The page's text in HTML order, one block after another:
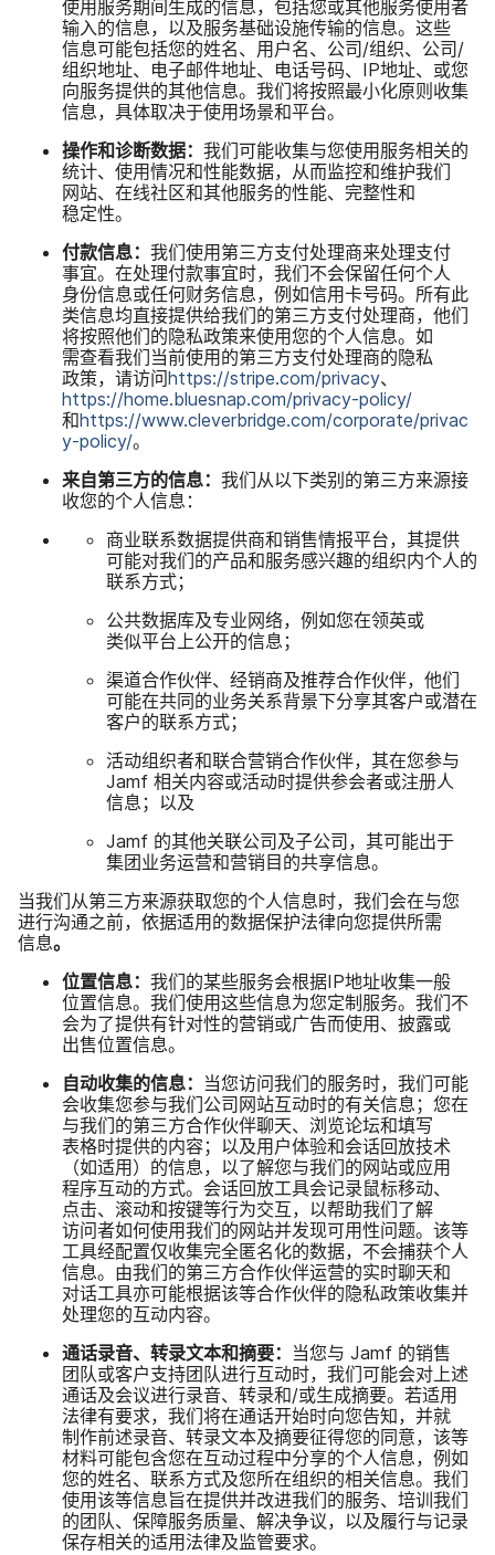
使用​服务​期间​生成​的​信息，​包括​您​或​其他​服务​使用者​
输入​的​信息，​以及​服务​基础​设施​传输​的​信息。​这些​
信息​可能​包括​您​的​姓名、​用户​名、​公司​/​组织、​公司​/​
组织​地址、​电子​邮件​地址、​电话​号码、 IP地址、​或​您​
向​服务​提供​的​其他​信息。​我们​将​按照​最​小化​原​则​收集​
信息，​具体​取决于​使用​场景​和​平台。
操作​和​诊断​数​据： 我们​可能​收集​与​您​使用​服务​相关​的​
统计、​使用​情况​和​性能​数据，​从​而​监控​和​维护​我们​
网站、​在​线社区​和​其他​服务​的​性能、​完整性​和​
稳定性。
付款​信息： 我们​使用​第三​方​支付​处理商​来​处理​支付​
事宜。​在​处理​付款​事宜​时，​我们​不​会​保留​任何​个​人​
身份​信息​或​任何​财务​信息，​例如​信用​卡号码。​所有​此​
类​信息​均​直接​提供​给​我们​的​第三​方​支付​处理商，​他们​
将​按照​他们​的​隐私​政策​来​使用​您​的​个人​信息。​如​
需查看​我们​当前​使用​的​第三​方​支付​处理商​的​隐私​
政策，​请​访问https://stripe.com/privacy、
https://home.bluesnap.com/privacy-policy/
和https://www.cleverbridge.com/corporate/privac
y-policy/。
来自​第三​方​的​信息： 我们​从​以下​类别​的​第三​方​来源​接​
收​您​的​个人​信息：
商业​联系​数据​提供商​和​销售​情报​平台，​其​提供​
可能​对​我们​的​产品​和​服务​感​兴趣​的​组织​内​个​人​的​
联系​方式；
公共​数据​库及​专业​网络，​例如​您​在​领英​或​
类似平台上​公开​的​信息；
渠道​合作​伙伴、​经销商​及​推荐​合作​伙伴，​他们​
可能​在​共同​的​业务​关系​背景​下​分享其​客户​或​潜在​
客户​的​联系​方式；
活动​组织者​和​联合​营销​合作​伙伴，​其​在​您​参​与
Jamf 相关​内容​或​活动​时​提供​参会者​或​注册人​
信息；​以及
Jamf 的​其他​关联​公司​及子​公司，​其​可能​出于​
集团​业务​运营​和​营销目​的​共享​信息。
当​我们​从​第三​方​来源​获取​您​的​个人​信息​时，​我们​会​在​与​您​
进行​沟通​之前，​依据​适用​的​数据​保护​法律​向​您​提供​所​需​
信息。
位置​信息： 我们​的​某些​服务​会​根据IP地​址​收集​一​般​
位置​信息。​我们​使用​这些​信息​为​您​定制​服务。​我们​不​
会​为了​提供​有​针对性​的​营销​或​广告而​使用、​披露​或​
出售​位置​信息。
自动​收集​的​信息： 当​您​访问​我们​的​服务​时，​我们​可能​
会​收集​您​参与​我们​公司​网站​互动时​的​有关​信息；​您​在​
与​我们​的​第三​方​合作​伙伴​聊天、​浏览论坛​和​填写​
表格时​提供​的​内容；​以及​用户​体验​和​会话​回放​技术​
（如适用）​的​信息，​以​了解​您​与​我们​的​网站​或​应用​
程序​互动​的​方式。​会话​回放​工​具会​记录​鼠标​移动、​
点击、​滚动​和​按键​等​行为​交互，​以​帮助​我们​了解​
访问者​如何​使用​我们​的​网站​并​发现​可用性​问题。​该​等​
工具​经配置仅​收集​完全​匿名化​的​数据，​不​会​捕​获​个​人​
信息。​由​我们​的​第三​方​合作​伙伴​运营​的​实时​聊天​和​
对话​工​具​亦​可能​根据​该​等​合作​伙伴​的​隐私​政策​收集​并​
处理​您​的​互动​内容。
通话​录音、​转录​文本​和​摘要： 当​您​与 Jamf 的​销售​
团队​或​客户​支持​团队​进行​互动​时，​我们​可能​会​对​上述​
通话​及​会议​进行​录音、​转录​和​/​或​生成​摘要。​若适用​
法律​有​要求，​我们​将​在​通话​开始​时​向​您​告知，​并​就​
制作​前述​录音、​转录​文本​及​摘​要​征得​您​的​同意，​该​等​
材料​可能​包含​您​在​互动​过程​中​分享​的​个人​信息，​例如​
您​的​姓名、​联系​方式​及​您​所​在​组织​的​相关​信息。​我们​
使用​该​等​信息​旨​在​提供​并​改进​我们​的​服务、​培训​我们​
的​团队、​保障​服务​质量、​解决​争议，​以及​履行​与​记录​
保存​相关​的​适用​法律​及​监管​要求。